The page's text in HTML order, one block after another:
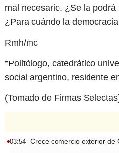
mal necesario. ¿Se la
¿Para cuándo la
Rmh/mc
*Politólogo, catedrático
social argentino, residente
(Tomado de Firmas
03:54 Crece comercio exterior de